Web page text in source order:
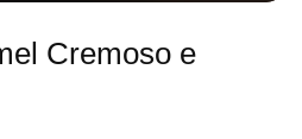
Cremoso e